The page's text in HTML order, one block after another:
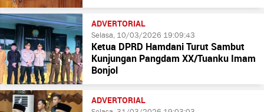
ADVERTORIAL
Selasa, 10/03/2026 19:09:43
Ketua DPRD Hamdani Turut Sambut
Kunjungan Pangdam XX/Tuanku Imam
Bonjol
ADVERTORIAL